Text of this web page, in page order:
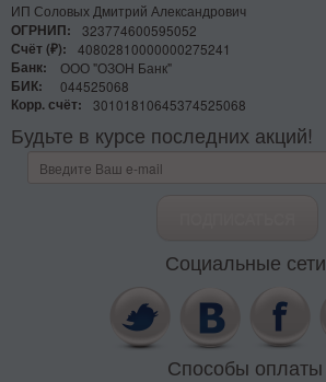
ИП Соловых Дмитрий Александрович
ОГРНИП:
323774600595052
Счёт (₽):
40802810000000275241
Банк:
ООО "ОЗОН Банк"
БИК:
044525068
Корр. счёт:
30101810645374525068
Будьте в курсе последних акций!
Социальные сети
Способы оплаты